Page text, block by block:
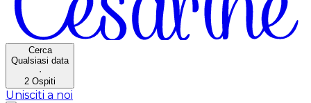
Cerca
Qualsiasi data
·
2 Ospiti
Unisciti a noi